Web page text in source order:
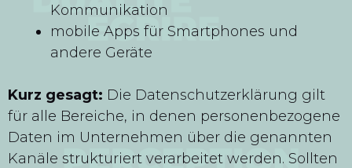
Kommunikation
mobile Apps für Smartphones und
andere Geräte
Kurz gesagt: Die Datenschutzerklärung gilt
für alle Bereiche, in denen personenbezogene
Daten im Unternehmen über die genannten
Kanäle strukturiert verarbeitet werden. Sollten